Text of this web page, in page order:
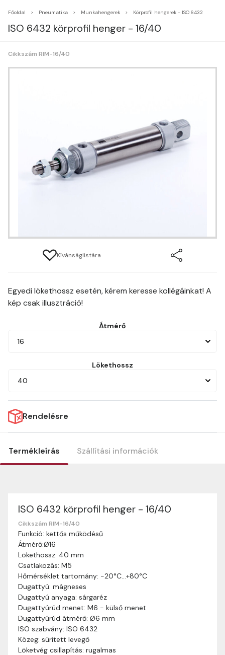
Főoldal Pneumatika Munkahengerek Körprofil hengerek - ISO 6432
ISO 6432 körprofil henger - 16/40
Cikkszám RIM-16/40
Kívánságlistára
Egyedi lökethossz esetén, kérem keresse kollégáinkat! A
kép csak illusztráció!
Átmérő
16
Lökethossz
40
Rendelésre
Termékleírás Szállítási információk
ISO 6432 körprofil henger - 16/40
Cikkszám RIM-16/40
Funkció: kettős működésű
Átmérő:Ø16
Lökethossz: 40 mm
Csatlakozás: M5
Hőmérséklet tartomány: -20°C…+80°C
Dugattyú: mágneses
Dugattyú anyaga: sárgaréz
Dugattyúrúd menet: M6 - külső menet
Dugattyúrúd átmérő: Ø6 mm
ISO szabvány: ISO 6432
Közeg: sűrített levegő
Löketvég csillapítás: rugalmas
Szállítási információk
Nagyon köszönjük, hogy webshopunkat választottátok
vásárlásaitokhoz. Az alábbiakban megtaláljátok szállítási
információinkat, hogy a vásárlásotok gördülékenyen és
zökkenőmentesen történhessen.
Szállítási idő:Általában a megrendeléseket 2-5
munkanapon belül kézbesítjük. Amennyiben
valamilyen okból kifolyólag a szállítás hosszabb
ideig tart, előre értesítünk benneteket.
Szállítási díj:A szállítási díj függ a termék súlyától
és a szállítási cím távolságától. A pontos szállítási
díjat a vásárlás folyamata során megtekinthetitek,
mielőtt a rendelést véglegesítitek.